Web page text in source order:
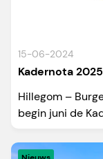
15-06-2024
Kadernota
Hillegom –
begin juni de